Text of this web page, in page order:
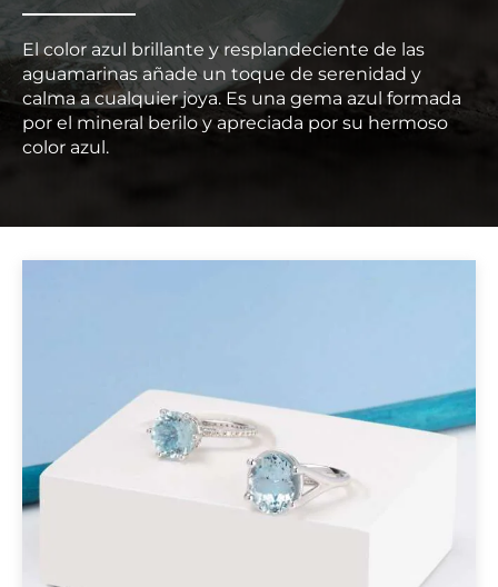
El color azul brillante y resplandeciente de las
aguamarinas añade un toque de serenidad y
calma a cualquier joya. Es una gema azul formada
por el mineral berilo y apreciada por su hermoso
color azul.